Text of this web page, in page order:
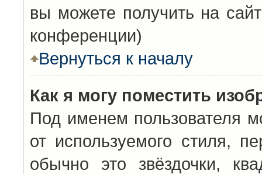
вы можете получить на
конференции)
Вернуться к началу
Как я могу поместить
Под именем пользователя
от используемого стиля,
обычно это звёздочки,